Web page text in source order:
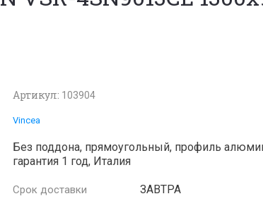
Артикул: 103904
Vincea
Без поддона, прямоугольный, профиль
гарантия 1 год, Италия
Срок доставки ЗАВТРА